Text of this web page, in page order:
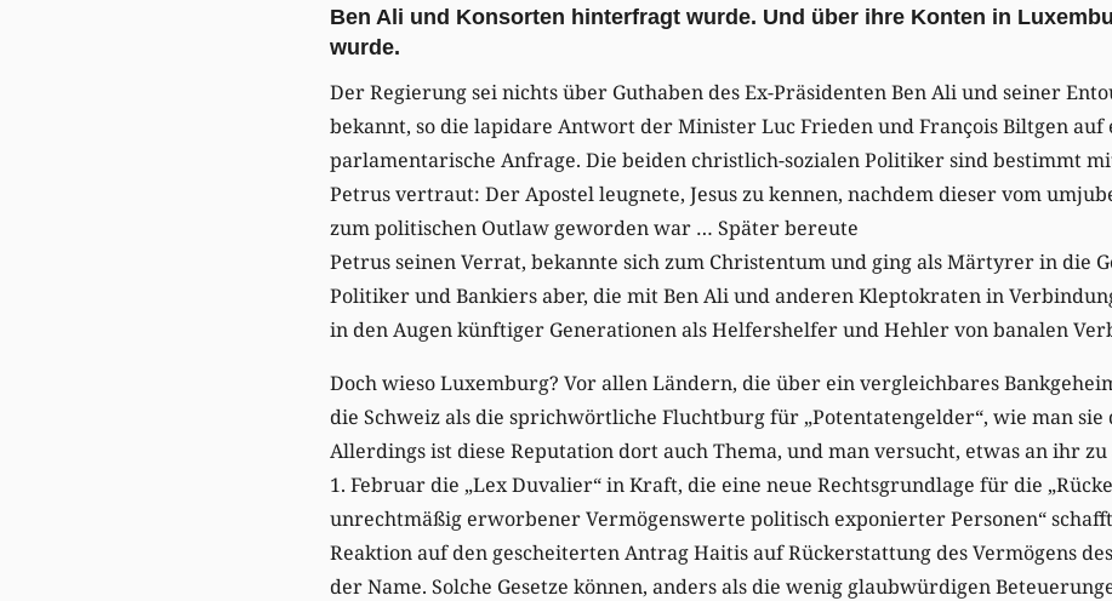
Ben Ali und Konsorten hinterfragt wurde. Und über ihre Konten in
wurde.
Der Regierung sei nichts über Guthaben des Ex-Präsidenten Ben Ali und seiner
bekannt, so die lapidare Antwort der Minister Luc Frieden und François Biltgen auf
parlamentarische Anfrage. Die beiden christlich-sozialen Politiker sind bestimmt
Petrus vertraut: Der Apostel leugnete, Jesus zu kennen, nachdem dieser vom
zum politischen Outlaw geworden war … Später bereute
Petrus seinen Verrat, bekannte sich zum Christentum und ging als Märtyrer in die
Politiker und Bankiers aber, die mit Ben Ali und anderen Kleptokraten in
in den Augen künftiger Generationen als Helfershelfer und Hehler von banalen
Doch wieso Luxemburg? Vor allen Ländern, die über ein vergleichbares
die Schweiz als die sprichwörtliche Fluchtburg für „Potentatengelder“, wie man sie
Allerdings ist diese Reputation dort auch Thema, und man versucht, etwas an ihr
1. Februar die „Lex Duvalier“ in Kraft, die eine neue Rechtsgrundlage für die
unrechtmäßig erworbener Vermögenswerte politisch exponierter Personen“
Reaktion auf den gescheiterten Antrag Haitis auf Rückerstattung des Vermögens
der Name. Solche Gesetze können, anders als die wenig glaubwürdigen